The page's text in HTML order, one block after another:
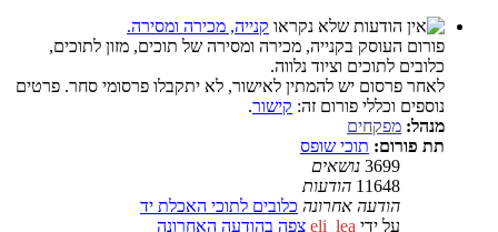
קנייה, מכירה ומסירה.
פורום העוסק בקנייה, מכירה ומסירה של תוכים, מזון לתוכים,
כלובים לתוכים וציוד נלווה.
לאחר פרסום יש להמתין לאישור, לא יתקבלו פרסומי סחר. פרטים
נוספים וכללי פורום זה: קישור.
מנהל: מפקחים
תת פורום: תוכי שופס
3699 נושאים
11648 הודעות
הודעה אחרונה כלובים לתוכי האכלת יד
על ידי eli_lea צפה בהודעה האחרונה